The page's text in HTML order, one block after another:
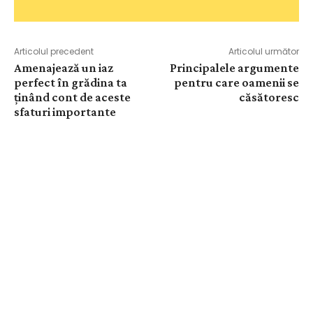
Articolul precedent
Amenajează un iaz
perfect în grădina ta
ținând cont de aceste
sfaturi importante
Articolul următor
Principalele argumente
pentru care oamenii se
căsătoresc